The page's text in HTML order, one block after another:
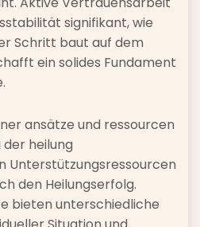
signifikant, wie
Schritt baut auf dem
ein solides Fundament
ansätze und ressourcen
heilung
Unterstützungsressourcen
den Heilungserfolg.
bieten unterschiedliche